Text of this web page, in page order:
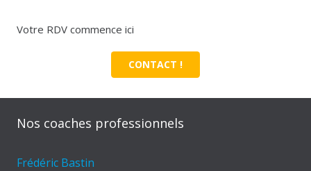
Votre RDV commence ici
CONTACT !
Nos coaches professionnels
Frédéric Bastin